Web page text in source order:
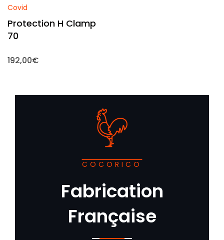
Covid
Protection H Clamp
70
192,00€
COCORICO
Fabrication
Française